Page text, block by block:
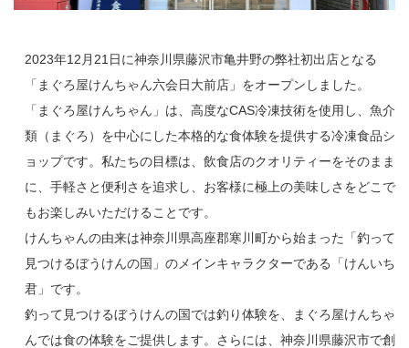
2023年12月21日に神奈川県藤沢市亀井野の弊社初出店となる
「まぐろ屋けんちゃん六会日大前店」をオープンしました。
「まぐろ屋けんちゃん」は、高度なCAS冷凍技術を使用し、魚介
類（まぐろ）を中心にした本格的な食体験を提供する冷凍食品シ
ョップです。私たちの目標は、飲食店のクオリティーをそのまま
に、手軽さと便利さを追求し、お客様に極上の美味しさをどこで
もお楽しみいただけることです。
けんちゃんの由来は神奈川県高座郡寒川町から始まった「釣って
見つけるぼうけんの国」のメインキャラクターである「けんいち
君」です。
釣って見つけるぼうけんの国では釣り体験を、まぐろ屋けんちゃ
んでは食の体験をご提供します。さらには、神奈川県藤沢市で創